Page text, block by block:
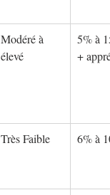
Modéré à
élevé
5% à
+
Très Faible 6% à